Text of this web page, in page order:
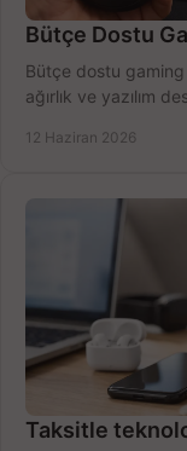
Bütçe Dostu
Bütçe dostu gaming
ağırlık ve yazılım
12 Haziran 2026
Taksitle